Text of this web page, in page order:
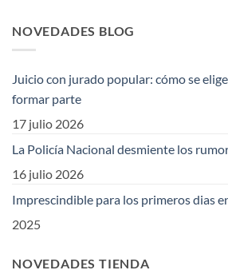
NOVEDADES BLOG
Juicio con jurado popular: cómo se
formar parte
17 julio 2026
La Policía Nacional desmiente los
16 julio 2026
Imprescindible para los primeros dias
2025
NOVEDADES TIENDA